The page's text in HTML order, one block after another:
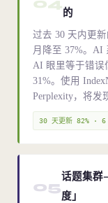
的
过去 30 天内更
月降至 37%。
AI 眼里等于错误
31%。使用
Perplexity，将发
30 天更新 82% · 6
05
话题集群
度」